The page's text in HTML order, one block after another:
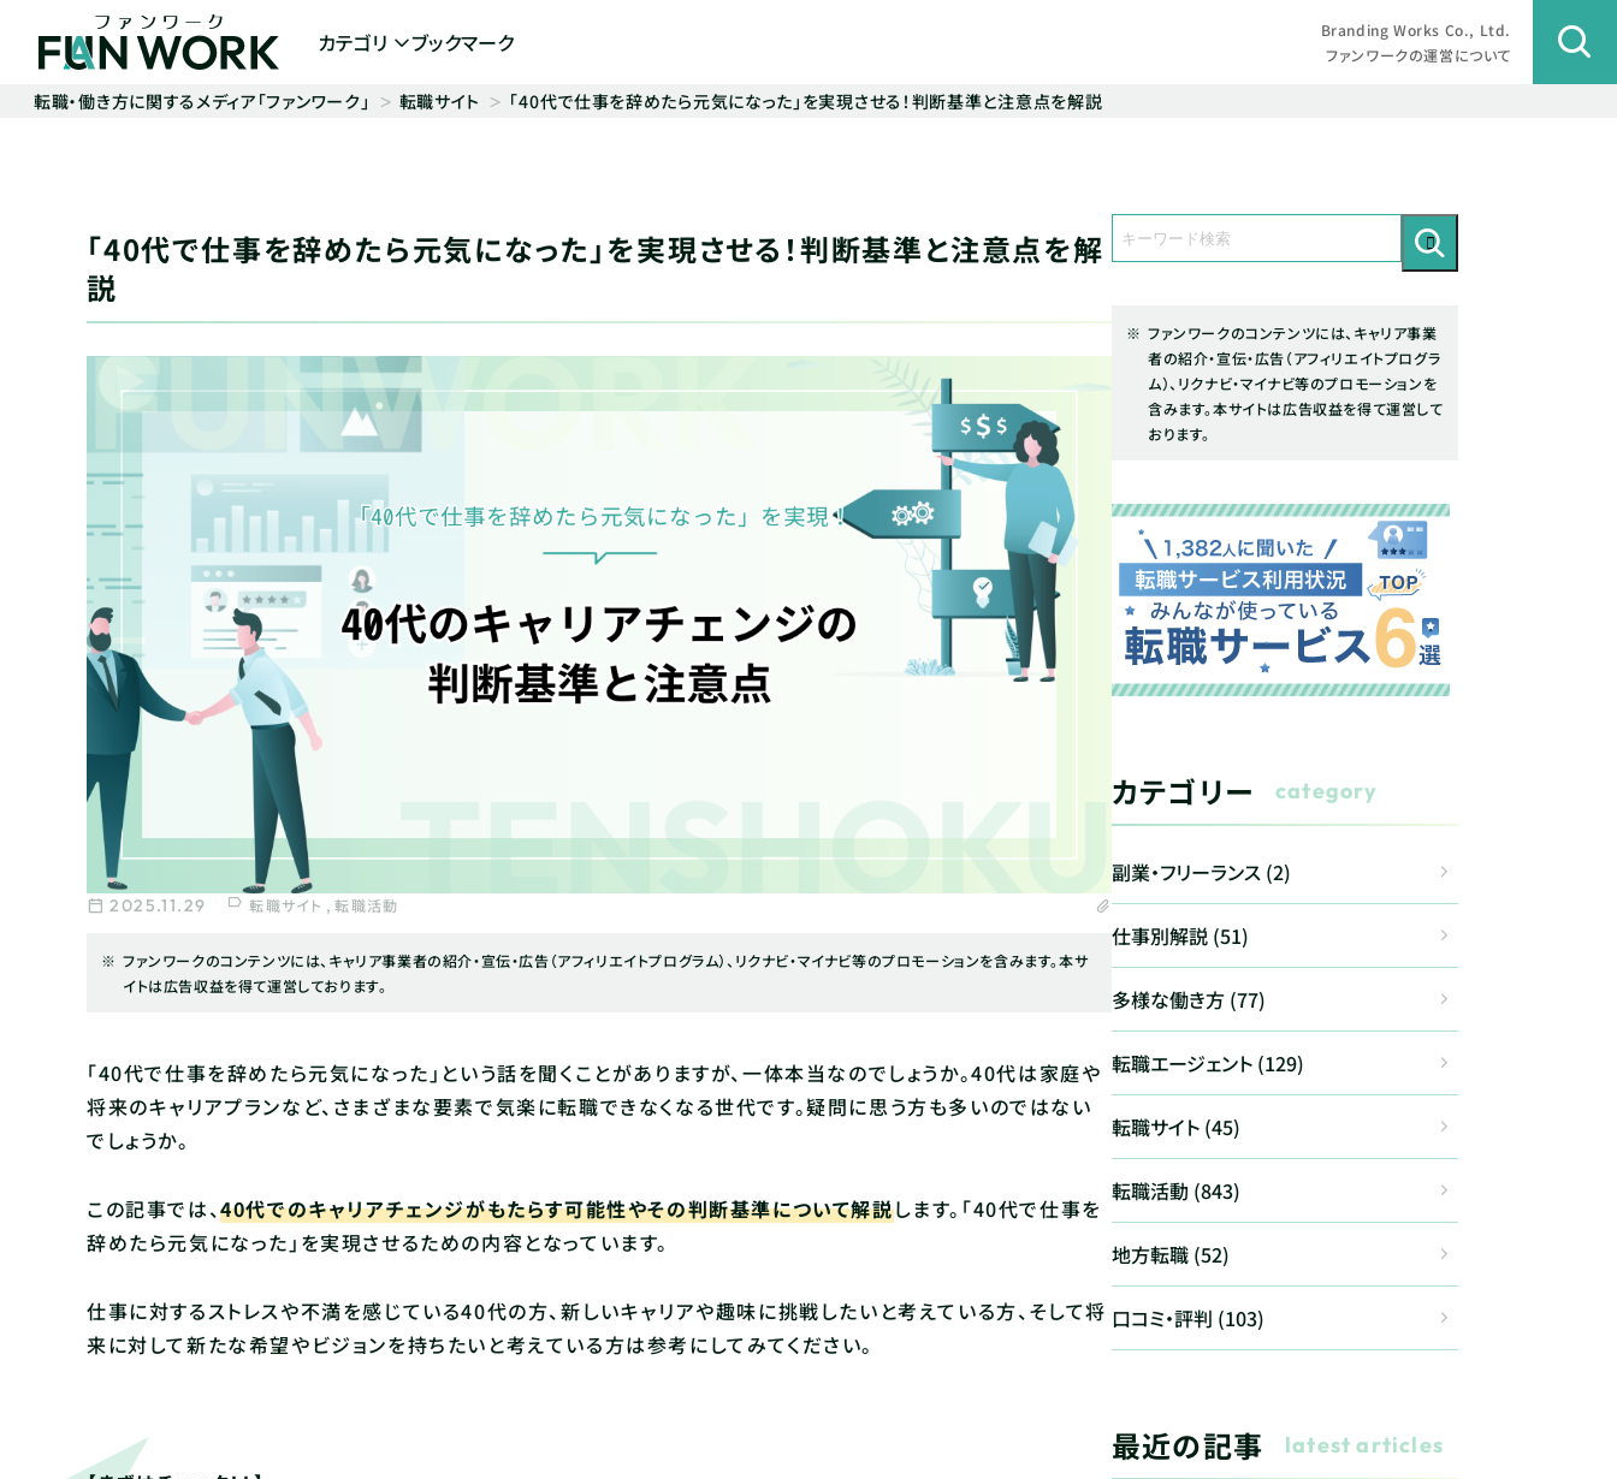
カテゴリ ブックマーク
Branding Works Co., Ltd.
ファンワークの運営について
転職・働き方に関するメディア「ファンワーク」 転職サイト 「40代で仕事を辞めたら元気になった」を実現させる！判断基準と注意点を解説
「40代で仕事を辞めたら元気になった」を実現させる！判断基準と注意点を解
説
2025.11.29 転職サイト 転職活動
ファンワークのコンテンツには、キャリア事業者の紹介・宣伝・広告（アフィリエイトプログラム）、リクナビ・マイナビ等のプロモーションを含みます。本サ
イトは広告収益を得て運営しております。
「40代で仕事を辞めたら元気になった」という話を聞くことがありますが、一体本当なのでしょうか。40代は家庭や
将来のキャリアプランなど、さまざまな要素で気楽に転職できなくなる世代です。疑問に思う方も多いのではない
でしょうか。
この記事では、40代でのキャリアチェンジがもたらす可能性やその判断基準について解説します。「40代で仕事を
辞めたら元気になった」を実現させるための内容となっています。
仕事に対するストレスや不満を感じている40代の方、新しいキャリアや趣味に挑戦したいと考えている方、そして将
来に対して新たな希望やビジョンを持ちたいと考えている方は参考にしてみてください。
ファンワークのコンテンツには、キャリア事業
者の紹介・宣伝・広告（アフィリエイトプログラ
ム）、リクナビ・マイナビ等のプロモーションを
含みます。本サイトは広告収益を得て運営して
おります。
カテゴリー category
副業・フリーランス (2)
仕事別解説 (51)
多様な働き方 (77)
転職エージェント (129)
転職サイト (45)
転職活動 (843)
地方転職 (52)
口コミ・評判 (103)
最近の記事 latest articles